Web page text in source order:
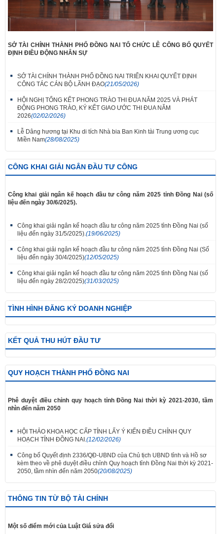
SỞ TÀI CHÍNH THÀNH PHỐ ĐỒNG NAI TỔ CHỨC LỄ CÔNG BỐ QUYẾT
ĐỊNH ĐIỀU ĐỘNG NHÂN SỰ
SỞ TÀI CHÍNH THÀNH PHỐ ĐỒNG NAI TRIỂN KHAI QUYẾT ĐỊNH
CÔNG TÁC CÁN BỘ LÃNH ĐẠO(21/05/2026)
HỘI NGHỊ TỔNG KẾT PHONG TRÀO THI ĐUA NĂM 2025 VÀ PHÁT
ĐỘNG PHONG TRÀO, KÝ KẾT GIAO ƯỚC THI ĐUA NĂM
2026(02/02/2026)
Lễ Dâng hương tại Khu di tích Nhà bia Ban Kinh tài Trung ương cục
Miền Nam(28/08/2025)
CÔNG KHAI GIẢI NGÂN ĐẦU TƯ CÔNG
Công khai giải ngân kế hoạch đầu tư công năm 2025 tỉnh Đồng Nai (số
liệu đến ngày 30/6/2025).
Công khai giải ngân kế hoạch đầu tư công năm 2025 tỉnh Đồng Nai (số
liệu đến ngày 31/5/2025). (19/06/2025)
Công khai giải ngân kế hoạch đầu tư công năm 2025 tỉnh Đồng Nai (Số
liệu đến ngày 30/4/2025)(12/05/2025)
Công khai giải ngân kế hoạch đầu tư công năm 2025 tỉnh Đồng Nai (số
liệu đến ngày 28/2/2025)(31/03/2025)
TÌNH HÌNH ĐĂNG KÝ DOANH NGHIỆP
KẾT QUẢ THU HÚT ĐẦU TƯ
QUY HOẠCH THÀNH PHỐ ĐỒNG NAI
Phê duyệt điều chỉnh quy hoạch tỉnh Đồng Nai thời kỳ 2021-2030, tầm
nhìn đến năm 2050
HỘI THẢO KHOA HỌC CẤP TỈNH LẤY Ý KIẾN ĐIỀU CHỈNH QUY
HOẠCH TỈNH ĐỒNG NAI. (12/02/2026)
Công bố Quyết định 2336/QĐ-UBND của Chủ tịch UBND tỉnh và Hồ sơ
kèm theo về phê duyệt điều chỉnh Quy hoạch tỉnh Đồng Nai thời kỳ 2021-
2050, tầm nhìn đến năm 2050(20/08/2025)
THÔNG TIN TỪ BỘ TÀI CHÍNH
Một số điểm mới của Luật Giá sửa đổi